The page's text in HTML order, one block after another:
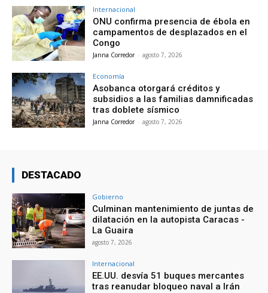
Internacional
ONU confirma presencia de ébola en
campamentos de desplazados en el
Congo
Janna Corredor - agosto 7, 2026
Economía
Asobanca otorgará créditos y
subsidios a las familias damnificadas
tras doblete sísmico
Janna Corredor - agosto 7, 2026
DESTACADO
Gobierno
Culminan mantenimiento de juntas de
dilatación en la autopista Caracas -
La Guaira
agosto 7, 2026
Internacional
EE.UU. desvía 51 buques mercantes
tras reanudar bloqueo naval a Irán